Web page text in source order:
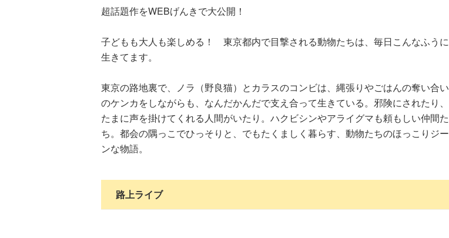
超話題作をWEBげんきで大公開！
子どもも大人も楽しめる！ 東京都内で目撃される動物たちは、毎日こんなふうに
生きてます。
東京の路地裏で、ノラ（野良猫）とカラスのコンビは、縄張りやごはんの奪い合い
のケンカをしながらも、なんだかんだで支え合って生きている。邪険にされたり、
たまに声を掛けてくれる人間がいたり。ハクビシンやアライグマも頼もしい仲間た
ち。都会の隅っこでひっそりと、でもたくましく暮らす、動物たちのほっこりジー
ンな物語。
路上ライブ